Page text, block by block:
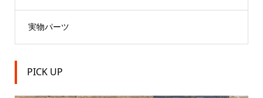
実物パーツ
PICK UP